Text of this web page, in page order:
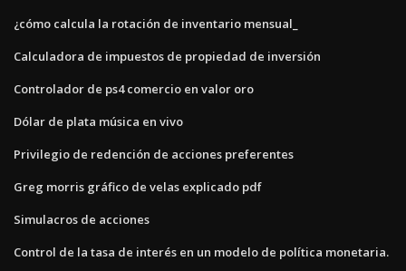
¿cómo calcula la rotación de inventario mensual_
Calculadora de impuestos de propiedad de inversión
Controlador de ps4 comercio en valor oro
Dólar de plata música en vivo
Privilegio de redención de acciones preferentes
Greg morris gráfico de velas explicado pdf
Simulacros de acciones
Control de la tasa de interés en un modelo de política monetaria.